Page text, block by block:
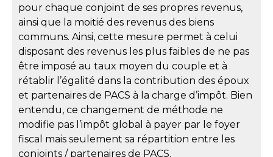
pour chaque conjoint de ses propres revenus,
ainsi que la moitié des revenus des biens
communs. Ainsi, cette mesure permet à celui
disposant des revenus les plus faibles de ne pas
être imposé au taux moyen du couple et à
rétablir l’égalité dans la contribution des époux
et partenaires de PACS à la charge d’impôt. Bien
entendu, ce changement de méthode ne
modifie pas l’impôt global à payer par le foyer
fiscal mais seulement sa répartition entre les
conjoints / partenaires de PACS.